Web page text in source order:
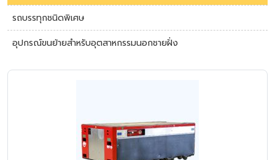
รถบรรทุกชนิดพิเศษ
อุปกรณ์ขนย้ายสำหรับอุตสาหกรรมนอกชายฝั่ง